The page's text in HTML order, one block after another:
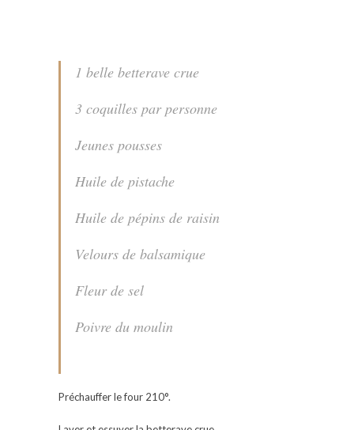
1 belle betterave crue
3 coquilles par personne
Jeunes pousses
Huile de pistache
Huile de pépins de raisin
Velours de balsamique
Fleur de sel
Poivre du moulin
Préchauffer le four 210°.